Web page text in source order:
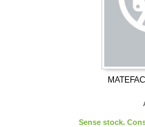
Sense stock.